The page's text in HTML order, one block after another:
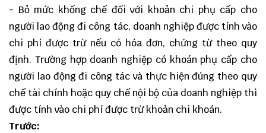
- Bỏ mức khống chế đối với khoản chi phụ cấp cho
người lao động đi công tác, doanh nghiệp được tính vào
chi phí được trừ nếu có hóa đơn, chứng từ theo quy
định. Trường hợp doanh nghiệp có khoán phụ cấp cho
người lao động đi công tác và thực hiện đúng theo quy
chế tài chính hoặc quy chế nội bộ của doanh nghiệp thì
được tính vào chi phí được trừ khoản chi khoán.
Trước: